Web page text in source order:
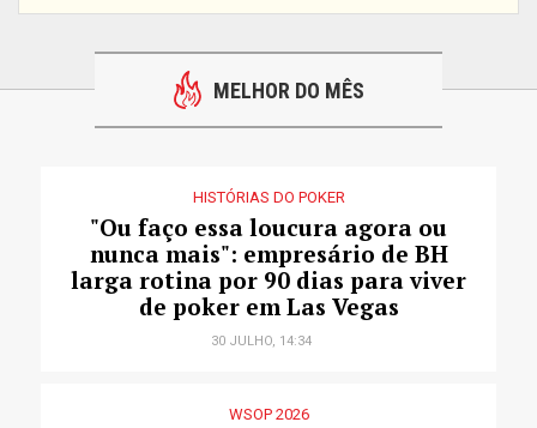
MELHOR DO MÊS
HISTÓRIAS DO POKER
"Ou faço essa loucura agora ou
nunca mais": empresário de BH
larga rotina por 90 dias para viver
de poker em Las Vegas
30 JULHO, 14:34
WSOP 2026